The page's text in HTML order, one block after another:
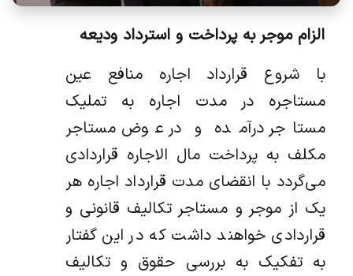
الزام موجر به پرداخت و استرداد ودیعه
با شروع قرارداد اجاره منافع عین
مستاجره در مدت اجاره به تملیک
مستاجر درآمده و در عوض مستاجر
مکلف به پرداخت مال الاجاره قراردادی
می‌گردد با انقضای مدت قرارداد اجاره هر
یک از موجر و مستاجر تکالیف قانونی و
قراردادی خواهند داشت که در این گفتار
به تفکیک به بررسی حقوق و تکالیف